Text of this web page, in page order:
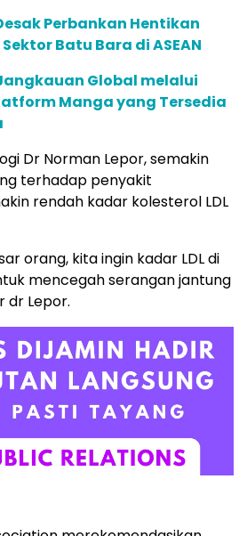
Perbankan Hentikan
Batu Bara di ASEAN
Global melalui
Manga yang Tersedia
Dr Norman Lepor, semakin
terhadap penyakit
rendah kadar kolesterol LDL
orang, kita ingin kadar LDL di
mencegah serangan jantung
dr Lepor.